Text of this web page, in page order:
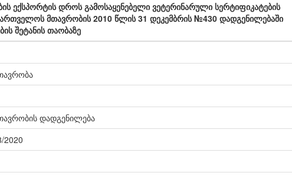
ექსპორტის დროს გამოსაყენებელი ვეტერინარული სერტიფიკატების
მთავრობის 2010 წლის 31 დეკემბრის №430 დადგენილებაში
შეტანის თაობაზე
დადგენილება
2020